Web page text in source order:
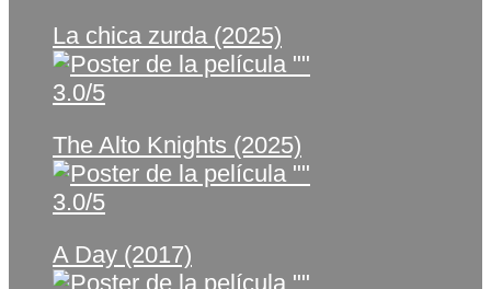
La chica zurda (2025)
3.0/5
The Alto Knights (2025)
3.0/5
A Day (2017)